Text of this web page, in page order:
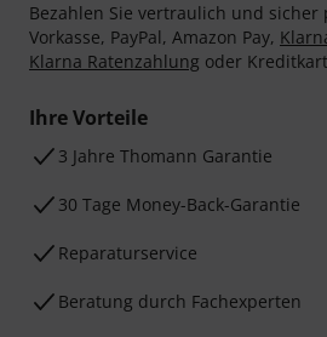
Bezahlen Sie vertraulich und sicher
Vorkasse, PayPal, Amazon Pay,
Klarna Ratenzahlung oder
Ihre Vorteile
3 Jahre Thomann Garantie
30 Tage Money-Back-Garantie
Reparaturservice
Beratung durch Fachexperten